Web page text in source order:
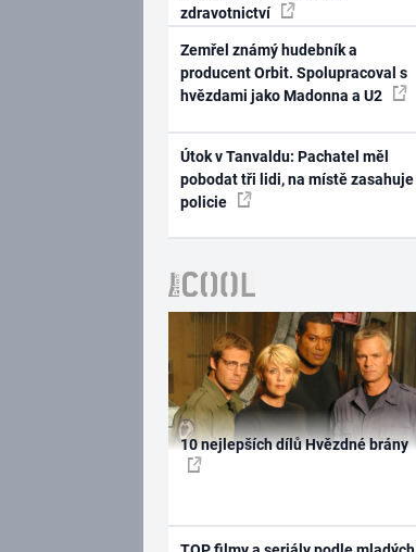
zdravotnictví
Zemřel známý hudebník a
producent Orbit. Spolupracoval s
hvězdami jako Madonna a U2
Útok v Tanvaldu: Pachatel měl
pobodat tři lidi, na místě zasahuje
policie
10 nejlepších dílů Hvězdné brány